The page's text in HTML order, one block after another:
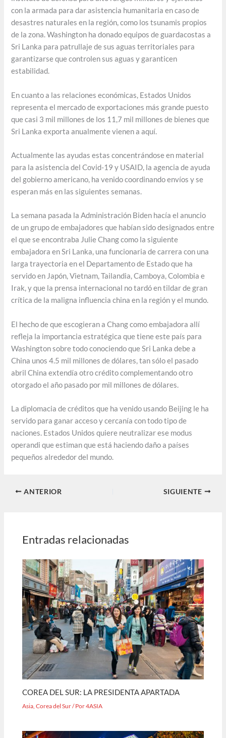
con la armada para dar asistencia humanitaria en caso de
desastres naturales en la región, como los tsunamis propios
de la zona. Washington ha donado equipos de guardacostas a
Sri Lanka para patrullaje de sus aguas territoriales para
garantizarse que controlen sus aguas y garanticen
estabilidad.
En cuanto a las relaciones económicas, Estados Unidos
representa el mercado de exportaciones más grande puesto
que casi 3 mil millones de los 11,7 mil millones de bienes que
Sri Lanka exporta anualmente vienen a aquí.
Actualmente las ayudas estas concentrándose en material
para la asistencia del Covid-19 y USAID, la agencia de ayuda
del gobierno americano, ha venido coordinando envíos y se
esperan más en las siguientes semanas.
La semana pasada la Administración Biden hacía el anuncio
de un grupo de embajadores que habían sido designados entre
el que se encontraba Julie Chang como la siguiente
embajadora en Sri Lanka, una funcionaria de carrera con una
larga trayectoria en el Departamento de Estado que ha
servido en Japón, Vietnam, Tailandia, Camboya, Colombia e
Irak, y que la prensa internacional no tardó en tildar de gran
crítica de la maligna influencia china en la región y el mundo.
El hecho de que escogieran a Chang como embajadora allí
refleja la importancia estratégica que tiene este país para
Washington sobre todo conociendo que Sri Lanka debe a
China unos 4.5 mil millones de dólares, tan sólo el pasado
abril China extendía otro crédito complementando otro
otorgado el año pasado por mil millones de dólares.
La diplomacia de créditos que ha venido usando Beijing le ha
servido para ganar acceso y cercanía con todo tipo de
naciones. Estados Unidos quiere neutralizar ese modus
operandi que estiman que está haciendo daño a países
pequeños alrededor del mundo.
ANTERIOR SIGUIENTE
Entradas relacionadas
COREA DEL SUR: LA PRESIDENTA APARTADA
Asia,Corea del Sur/ Por4ASIA